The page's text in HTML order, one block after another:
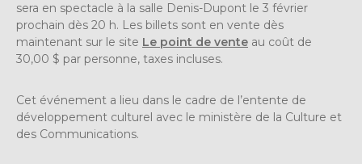
sera en spectacle à la salle Denis-Dupont le 3 février
prochain dès 20 h. Les billets sont en vente dès
maintenant sur le site Le point de vente au coût de
30,00 $ par personne, taxes incluses.
Cet événement a lieu dans le cadre de l’entente de
développement culturel avec le ministère de la Culture et
des Communications.